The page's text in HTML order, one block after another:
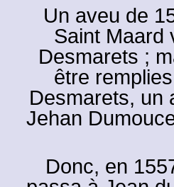
Un aveu de
Saint Maard
Desmarets ;
être
Desmarets, un
Jehan
Donc, en